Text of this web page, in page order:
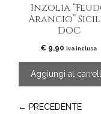
Inzolia
Arancio”
DOC
€ 9,90 Iva inclusa
Aggiungi al
← PRECEDENTE